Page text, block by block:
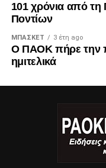
101 χρόνια από τη
Ποντίων
ΜΠΆΣΚΕΤ 3 έτη ago
Ο ΠΑΟΚ πήρε την
ημιτελικά